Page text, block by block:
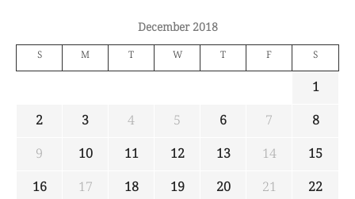
December 2018
S M T W T F S
1
2
3 4 5 6 7
8
9
10 11 12 13 14
15
16
17 18 19 20 21
22